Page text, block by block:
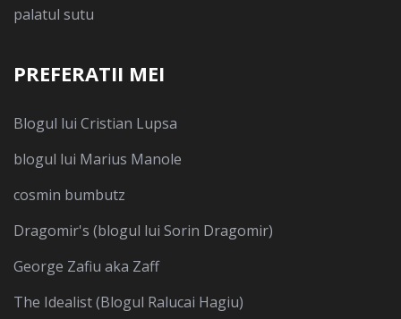
palatul sutu
PREFERATII MEI
Blogul lui Cristian Lupsa
blogul lui Marius Manole
cosmin bumbutz
Dragomir's (blogul lui Sorin Dragomir)
George Zafiu aka Zaff
The Idealist (Blogul Ralucai Hagiu)